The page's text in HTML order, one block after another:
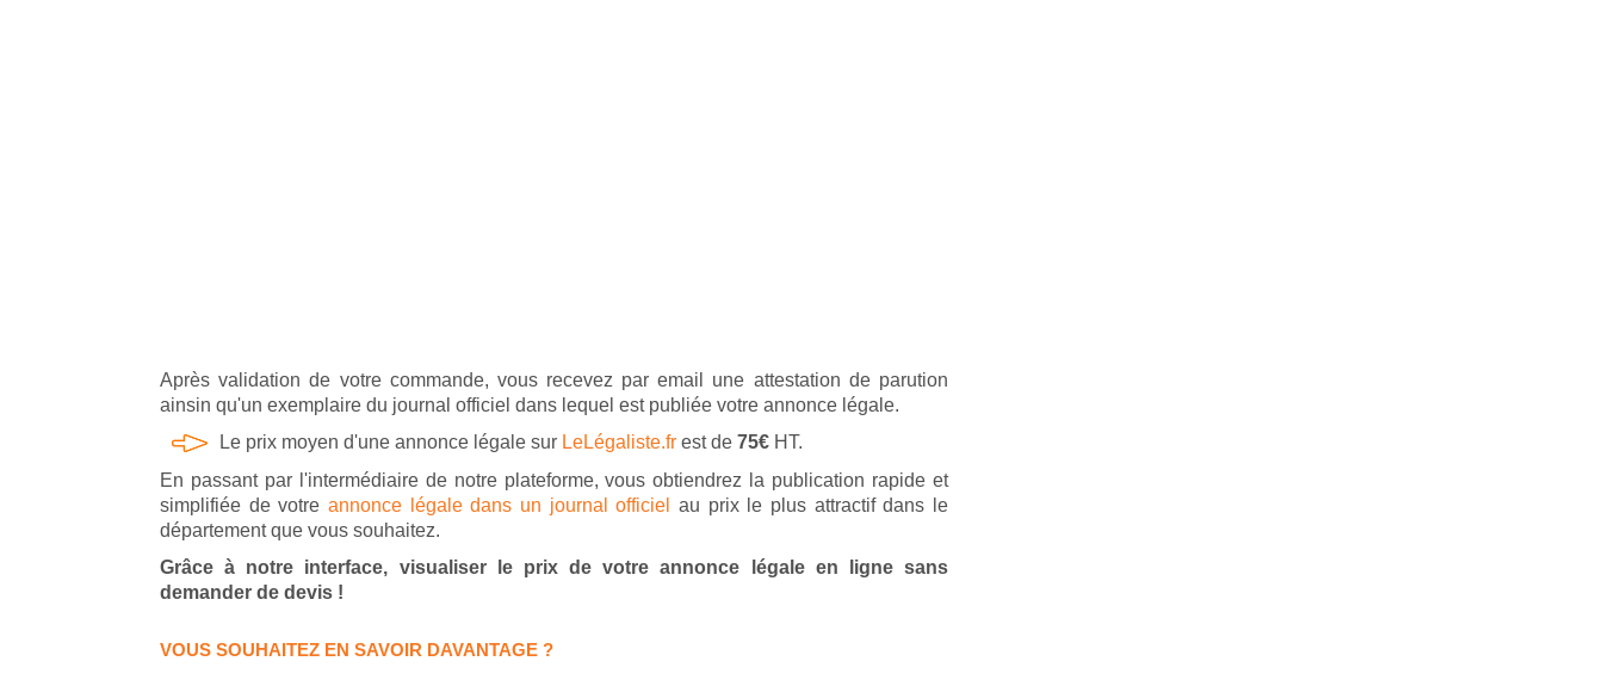
Après validation de votre commande, vous recevez par email une attestation de parution
ainsin qu'un exemplaire du journal officiel dans lequel est publiée votre annonce légale.
Le prix moyen d'une annonce légale sur LeLégaliste.fr est de 75€ HT.
En passant par l'intermédiaire de notre plateforme, vous obtiendrez la publication rapide et
simplifiée de votre annonce légale dans un journal officiel
au prix le plus attractif dans le
département que vous souhaitez.
Grâce à notre interface, visualiser le prix de votre annonce légale en ligne sans
demander de devis !
VOUS SOUHAITEZ EN SAVOIR DAVANTAGE ?